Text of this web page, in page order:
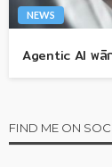
NEWS
Agentic AI พลิ
FIND ME ON